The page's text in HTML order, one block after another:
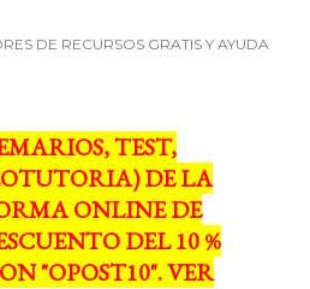
DE RECURSOS GRATIS Y AYUDA
TEST,
DE LA
ONLINE DE
DEL 10 %
"OPOST10". VER